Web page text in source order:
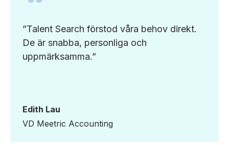
”Talent Search förstod våra behov direkt.
De är snabba, personliga och
uppmärksamma.”
Edith Lau
VD Meetric Accounting